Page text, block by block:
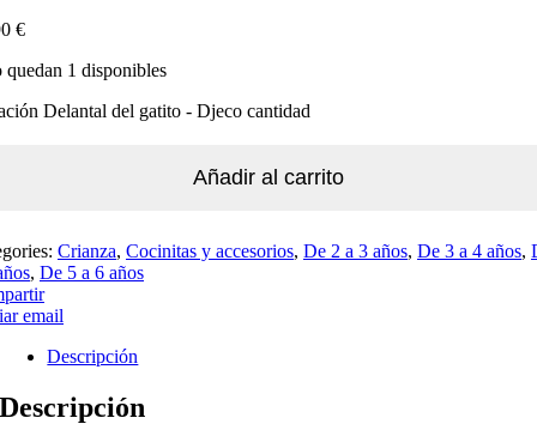
€
quedan 1 disponibles
Delantal del gatito - Djeco cantidad
Añadir al carrito
Crianza, Cocinitas y accesorios, De 2 a 3 años, De 3 a 4 años,
, De 5 a 6 años
email
Descripción
Descripción